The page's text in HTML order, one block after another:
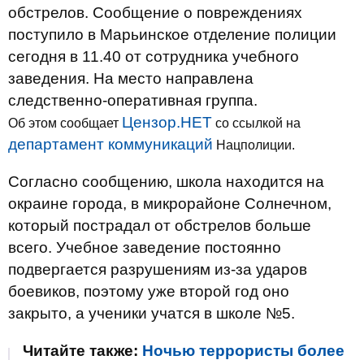
обстрелов. Сообщение о повреждениях
поступило в Марьинское отделение полиции
сегодня в 11.40 от сотрудника учебного
заведения. На место направлена ​​
следственно-оперативная группа.
Об этом сообщает Цензор.НЕТ со ссылкой на
департамент коммуникаций Нацполиции.
Согласно сообщению, школа находится на
окраине города, в микрорайоне Солнечном,
который пострадал от обстрелов больше
всего. Учебное заведение постоянно
подвергается разрушениям из-за ударов
боевиков, поэтому уже второй год оно
закрыто, а ученики учатся в школе №5.
Читайте также: Ночью террористы более